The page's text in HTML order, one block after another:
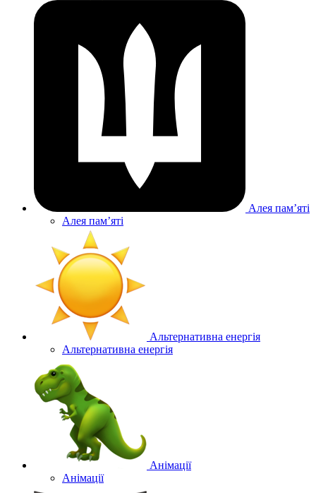
Алея памʼяті
Алея памʼяті
Альтернативна енергія
Альтернативна енергія
Анімації
Анімації